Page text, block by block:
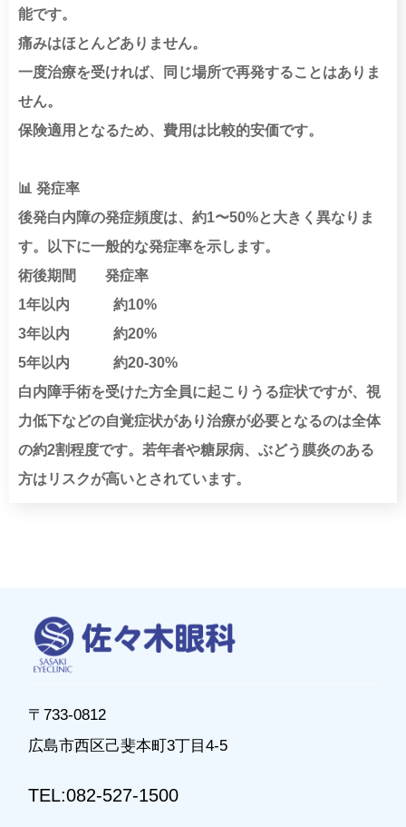
能です。
痛みはほとんどありません。
一度治療を受ければ、同じ場所で再発することはありま
せん。
保険適用となるため、費用は比較的安価です。
📊 発症率
後発白内障の発症頻度は、約1〜50%と大きく異なりま
す。以下に一般的な発症率を示します。
術後期間 発症率
1年以内 約10%
3年以内 約20%
5年以内 約20-30%
白内障手術を受けた方全員に起こりうる症状ですが、視
力低下などの自覚症状があり治療が必要となるのは全体
の約2割程度です。若年者や糖尿病、ぶどう膜炎のある
方はリスクが高いとされています。
〒733-0812
広島市西区己斐本町3丁目4-5
TEL:082-527-1500